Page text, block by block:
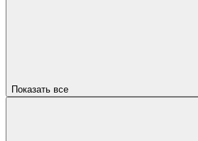
Показать все